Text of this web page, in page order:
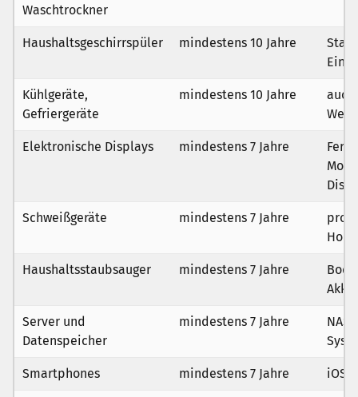
Waschtrockner
Haushaltsgeschirrspüler mindestens 10 Jahre
Kühlgeräte,
Gefriergeräte
mindestens 10 Jahre
auch
Elektronische Displays mindestens 7 Jahre
Schweißgeräte mindestens 7 Jahre
Haushaltsstaubsauger mindestens 7 Jahre
Server und
Datenspeicher
mindestens 7 Jahre
Smartphones mindestens 7 Jahre iOS